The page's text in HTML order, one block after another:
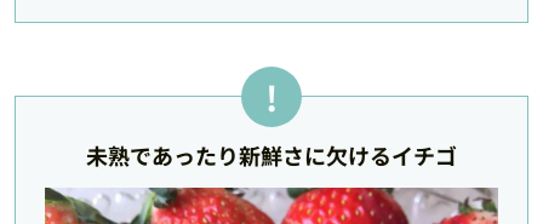
未熟であったり新鮮さに欠けるイチゴ